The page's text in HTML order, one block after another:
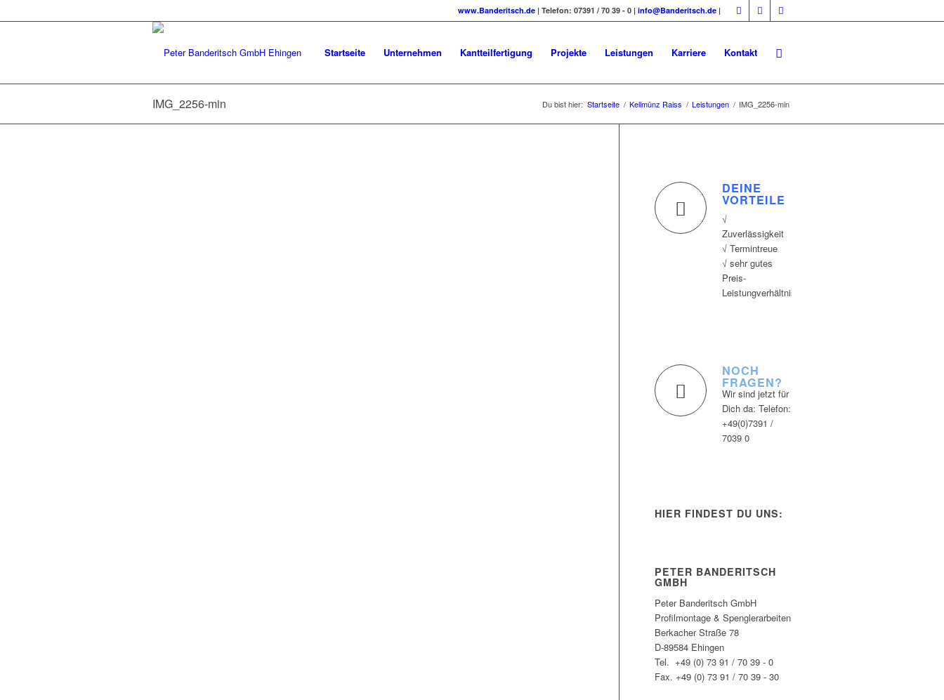
www.Banderitsch.de | Telefon: 07391 / 70 39 - 0 | info@Banderitsch.de |
Startseite Unternehmen Kantteilfertigung Projekte Leistungen Karriere Kontakt
IMG_2256-min Du bist hier: Startseite / Kellmünz Raiss / Leistungen / IMG_2256-min
DEINE
VORTEILE
√
Zuverlässigkeit
√ Termintreue
√ sehr gutes
Preis-
Leistungverhältnis
NOCH
FRAGEN?
Wir sind jetzt für
Dich da: Telefon:
+49(0)7391 /
7039 0
HIER FINDEST DU UNS:
PETER BANDERITSCH
GMBH
Peter Banderitsch GmbH
Profilmontage & Spenglerarbeiten
Berkacher Straße 78
D-89584 Ehingen
Tel. +49 (0) 73 91 / 70 39 - 0
Fax. +49 (0) 73 91 / 70 39 - 30